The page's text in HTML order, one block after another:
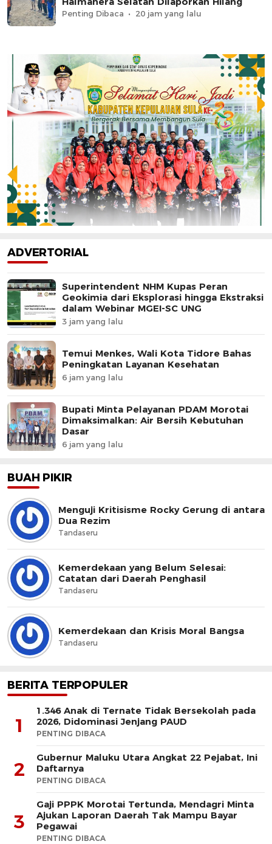
Penting Dibaca 20 jam yang lalu
ADVERTORIAL
Superintendent NHM Kupas Peran
Geokimia dari Eksplorasi hingga Ekstraksi
dalam Webinar MGEI-SC UNG
3 jam yang lalu
Temui Menkes, Wali Kota Tidore Bahas
Peningkatan Layanan Kesehatan
6 jam yang lalu
Bupati Minta Pelayanan PDAM Morotai
Dimaksimalkan: Air Bersih Kebutuhan
Dasar
6 jam yang lalu
BUAH PIKIR
Menguji Kritisisme Rocky Gerung di antara
Dua Rezim
Tandaseru
Kemerdekaan yang Belum Selesai:
Catatan dari Daerah Penghasil
Tandaseru
Kemerdekaan dan Krisis Moral Bangsa
Tandaseru
BERITA TERPOPULER
1
1.346 Anak di Ternate Tidak Bersekolah pada
2026, Didominasi Jenjang PAUD
PENTING DIBACA
2
Gubernur Maluku Utara Angkat 22 Pejabat, Ini
Daftarnya
PENTING DIBACA
3
Gaji PPPK Morotai Tertunda, Mendagri Minta
Ajukan Laporan Daerah Tak Mampu Bayar
Pegawai
PENTING DIBACA